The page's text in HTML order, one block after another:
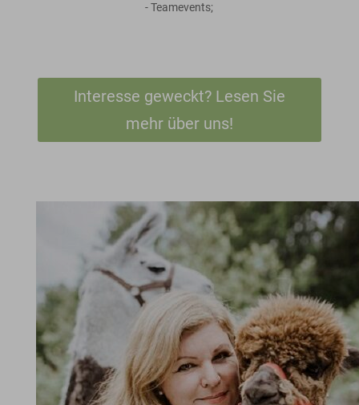
- Teamevents;
Interesse geweckt? Lesen Sie
mehr über uns!